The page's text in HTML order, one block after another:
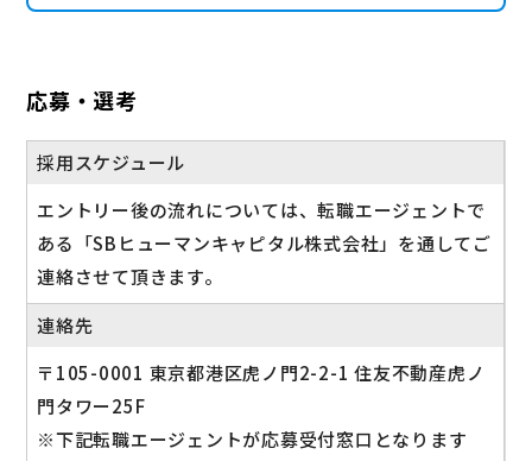
応募・選考
採用スケジュール
エントリー後の流れについては、転職エージェントで
ある「SBヒューマンキャピタル株式会社」を通してご
連絡させて頂きます。
連絡先
〒105-0001 東京都港区虎ノ門2-2-1 住友不動産虎ノ
門タワー25F
※下記転職エージェントが応募受付窓口となります